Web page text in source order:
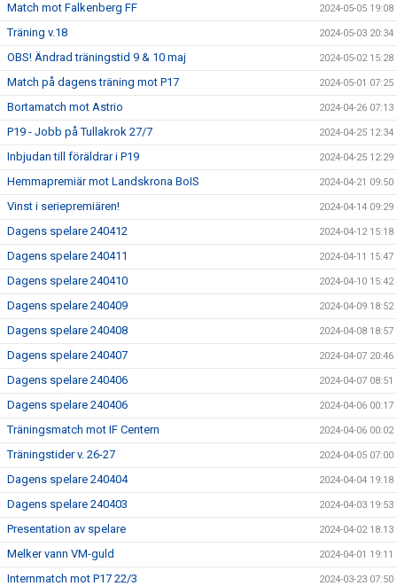
Match mot Falkenberg FF 2024-05-05 19:08
Träning v.18 2024-05-03 20:34
OBS! Ändrad träningstid 9 & 10 maj 2024-05-02 15:28
Match på dagens träning mot P17 2024-05-01 07:25
Bortamatch mot Astrio 2024-04-26 07:13
P19 - Jobb på Tullakrok 27/7 2024-04-25 12:34
Inbjudan till föräldrar i P19 2024-04-25 12:29
Hemmapremiär mot Landskrona BoIS 2024-04-21 09:50
Vinst i seriepremiären! 2024-04-14 09:29
Dagens spelare 240412 2024-04-12 15:18
Dagens spelare 240411 2024-04-11 15:47
Dagens spelare 240410 2024-04-10 15:42
Dagens spelare 240409 2024-04-09 18:52
Dagens spelare 240408 2024-04-08 18:57
Dagens spelare 240407 2024-04-07 20:46
Dagens spelare 240406 2024-04-07 08:51
Dagens spelare 240406 2024-04-06 00:17
Träningsmatch mot IF Centern 2024-04-06 00:02
Träningstider v. 26-27 2024-04-05 07:00
Dagens spelare 240404 2024-04-04 19:18
Dagens spelare 240403 2024-04-03 19:53
Presentation av spelare 2024-04-02 18:13
Melker vann VM-guld 2024-04-01 19:11
Internmatch mot P17 22/3 2024-03-23 07:50